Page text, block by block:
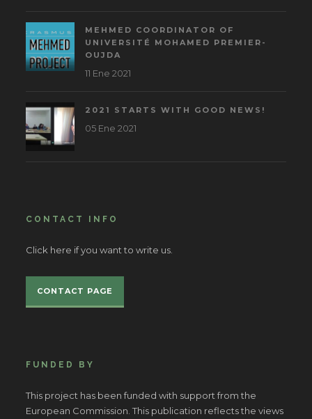
MEHMED COORDINATOR OF
UNIVERSITÉ MOHAMED PREMIER-
OUJDA
11 Ene 2021
2021 STARTS WITH GOOD NEWS!
05 Ene 2021
CONTACT INFO
Click here if you want to write us.
CONTACT PAGE
FUNDED BY
This project has been funded with support from the
European Commission. This publication reflects the views